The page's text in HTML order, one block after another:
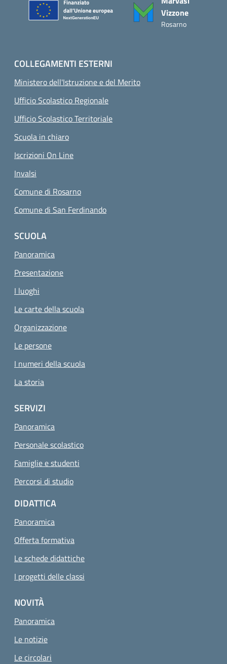
Vizzone
Rosarno
COLLEGAMENTI ESTERNI
Ministero dell'Istruzione e del Merito
Ufficio Scolastico Regionale
Ufficio Scolastico Territoriale
Scuola in chiaro
Iscrizioni On Line
Invalsi
Comune di Rosarno
Comune di San Ferdinando
SCUOLA
Panoramica
Presentazione
I luoghi
Le carte della scuola
Organizzazione
Le persone
I numeri della scuola
La storia
SERVIZI
Panoramica
Personale scolastico
Famiglie e studenti
Percorsi di studio
DIDATTICA
Panoramica
Offerta formativa
Le schede didattiche
I progetti delle classi
NOVITÀ
Panoramica
Le notizie
Le circolari